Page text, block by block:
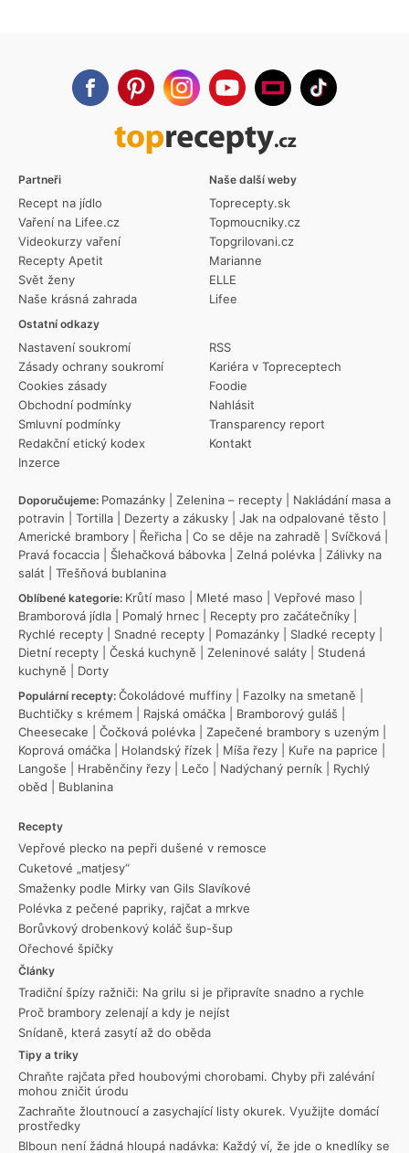
Partneři
Recept na jídlo
Vaření na Lifee.cz
Videokurzy vaření
Recepty Apetit
Svět ženy
Naše krásná zahrada
Ostatní odkazy
Nastavení soukromí
Zásady ochrany soukromí
Cookies zásady
Obchodní podmínky
Smluvní podmínky
Redakční etický kodex
Inzerce
RSS
Kariéra v Topreceptech
Foodie
Nahlásit
Transparency report
Kontakt
Naše další weby
Toprecepty.sk
Topmoucniky.cz
Topgrilovani.cz
Marianne
ELLE
Lifee
Doporučujeme: Pomazánky Zelenina – recepty
Nakládání masa a
potravin
Tortilla Dezerty a zákusky Jak na odpalované těsto
Americké brambory
Řeřicha Co se děje na zahradě Svíčková
Pravá focaccia
Šlehačková bábovka Zelná polévka
Zálivky na
salát
Třešňová bublanina
Oblíbené kategorie: Krůtí maso Mleté maso Vepřové maso
Bramborová jídla
Pomalý hrnec Recepty pro začátečníky
Rychlé recepty
Snadné recepty Pomazánky Sladké recepty
Dietní recepty
Česká kuchyně Zeleninové saláty
Studená
kuchyně
Dorty
Populární recepty: Čokoládové muffiny Fazolky na smetaně
Buchtičky s krémem
Rajská omáčka Bramborový guláš
Cheesecake
Čočková polévka Zapečené brambory s uzeným
Koprová omáčka
Holandský řízek Míša řezy Kuře na paprice
Langoše
Hraběnčiny řezy Lečo Nadýchaný perník
Rychlý
oběd
Bublanina
Recepty
Vepřové plecko na pepři dušené v remosce
Cuketové „matjesy“
Smaženky podle Mirky van Gils Slavíkové
Polévka z pečené papriky, rajčat a mrkve
Borůvkový drobenkový koláč šup-šup
Ořechové špičky
Články
Tradiční špízy ražniči: Na grilu si je připravíte snadno a rychle
Proč brambory zelenají a kdy je nejíst
Snídaně, která zasytí až do oběda
Tipy a triky
Chraňte rajčata před houbovými chorobami. Chyby při zalévání
mohou zničit úrodu
Zachraňte žloutnoucí a zasychající listy okurek. Využijte domácí
prostředky
Blboun není žádná hloupá nadávka: Každý ví, že jde o knedlíky se